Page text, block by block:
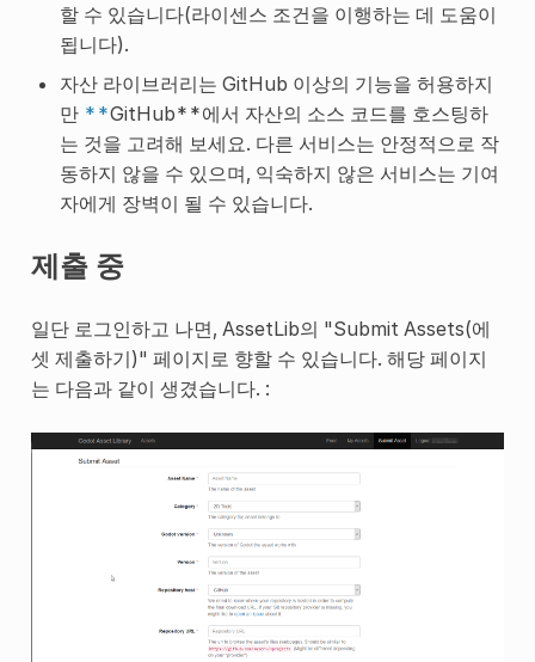
할 수 있습니다(라이센스 조건을 이행하는 데 도움이
됩니다).
자산 라이브러리는 GitHub 이상의 기능을 허용하지
만 **GitHub**에서 자산의 소스 코드를 호스팅하
는 것을 고려해 보세요. 다른 서비스는 안정적으로 작
동하지 않을 수 있으며, 익숙하지 않은 서비스는 기여
자에게 장벽이 될 수 있습니다.
제출 중
일단 로그인하고 나면, AssetLib의 "Submit Assets(에
셋 제출하기)" 페이지로 향할 수 있습니다. 해당 페이지
는 다음과 같이 생겼습니다. :